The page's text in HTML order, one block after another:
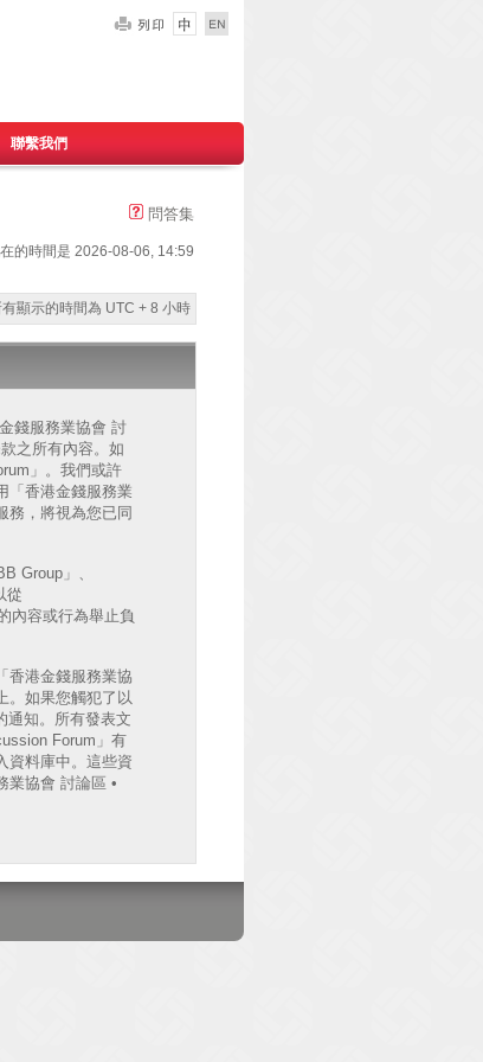
聯繫我們
問答集
的時間是 2026-08-06, 14:59
有顯示的時間為 UTC + 8 小時
錢服務業協會 討
之所有內容。如
」。我們或許
「香港金錢服務業
務，將視為您已同
Group」、
從
內容或行為舉止負
香港金錢服務業協
。如果您觸犯了以
通知。所有發表文
Forum」有
資料庫中。這些資
業協會 討論區 •